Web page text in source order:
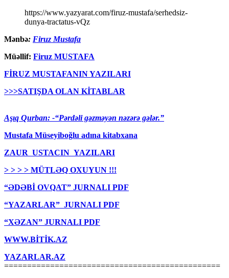
https://www.yazyarat.com/firuz-mustafa/serhedsiz-
dunya-tractatus-vQz
Mənbə: Firuz Mustafa
Müəllif: Firuz MUSTAFA
FİRUZ MUSTAFANIN YAZILARI
>>>SATIŞDA OLAN KİTABLAR
Aşıq Qurban: -“Pərdəli gəzməyən nəzərə gələr.”
Mustafa Müseyiboğlu adına kitabxana
ZAUR USTACIN YAZILARI
> > > > MÜTLƏQ OXUYUN !!!
“ƏDƏBİ OVQAT” JURNALI PDF
“YAZARLAR” JURNALI PDF
“XƏZAN” JURNALI PDF
WWW.BİTİK.AZ
YAZARLAR.AZ
===============================================